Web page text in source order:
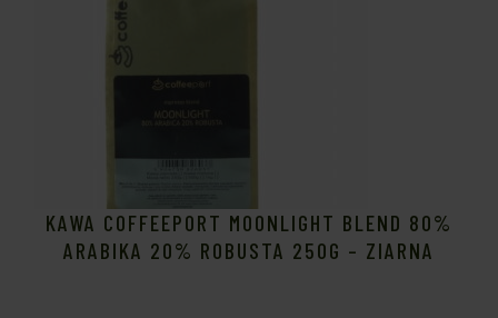
KAWA COFFEEPORT MOONLIGHT BLEND 80%
ARABIKA 20% ROBUSTA 250G – ZIARNA